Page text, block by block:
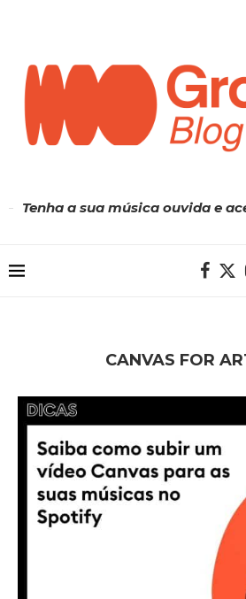
Tenha a sua música ouvida e
CANVAS FOR